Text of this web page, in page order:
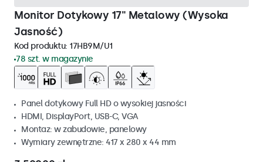
Monitor Dotykowy 17" Metalowy (Wysoka
Jasność)
Kod produktu: 17HB9M/U1
78 szt. w magazynie
Panel dotykowy Full HD o wysokiej jasności
HDMI, DisplayPort, USB-C, VGA
Montaz: w zabudowie, panelowy
Wymiary zewnętrzne: 417 x 280 x 44 mm